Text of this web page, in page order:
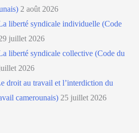
2 août 2026
liberté syndicale individuelle (Code
juillet 2026
liberté syndicale collective (Code du
2026
droit au travail et l’interdiction du
camerounais) 25 juillet 2026